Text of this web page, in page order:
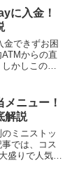
ニとの価格
やすく紹介
に入金！
金できずお困
からの直
かしこの記
や他コンビニ
満載です。
ニュー！
解説
ミニストッ
では、コス
盛りで人気の